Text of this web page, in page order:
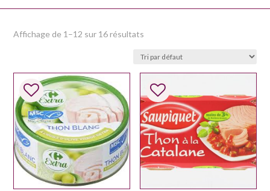
Affichage de 1–12 sur 16 résultats